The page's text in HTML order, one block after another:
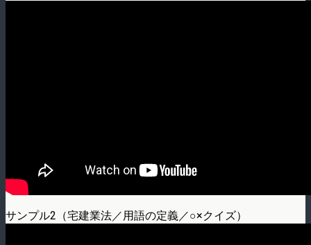
サンプル2（宅建業法／用語の定義／○×クイズ）